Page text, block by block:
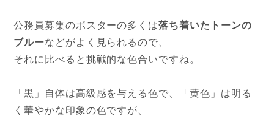
公務員募集のポスターの多くは落ち着いたトーンの
ブルーなどがよく見られるので、
それに比べると挑戦的な色合いですね。
「黒」自体は高級感を与える色で、「黄色」は明る
く華やかな印象の色ですが、